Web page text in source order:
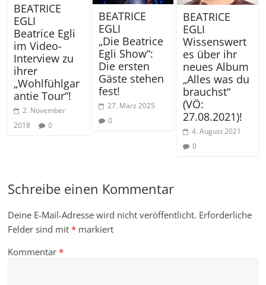
BEATRICE
EGLI
Beatrice Egli
im Video-
Interview zu
ihrer
„Wohlfühlgar
antie Tour“!
2. November
2018
0
BEATRICE
EGLI
„Die Beatrice
Egli Show“:
Die ersten
Gäste stehen
fest!
27. März 2025
0
BEATRICE
EGLI
Wissenswert
es über ihr
neues Album
„Alles was du
brauchst“
(VÖ:
27.08.2021)!
4. August 2021
0
Schreibe einen Kommentar
Deine E-Mail-Adresse wird nicht veröffentlicht. Erforderliche
Felder sind mit* markiert
Kommentar*